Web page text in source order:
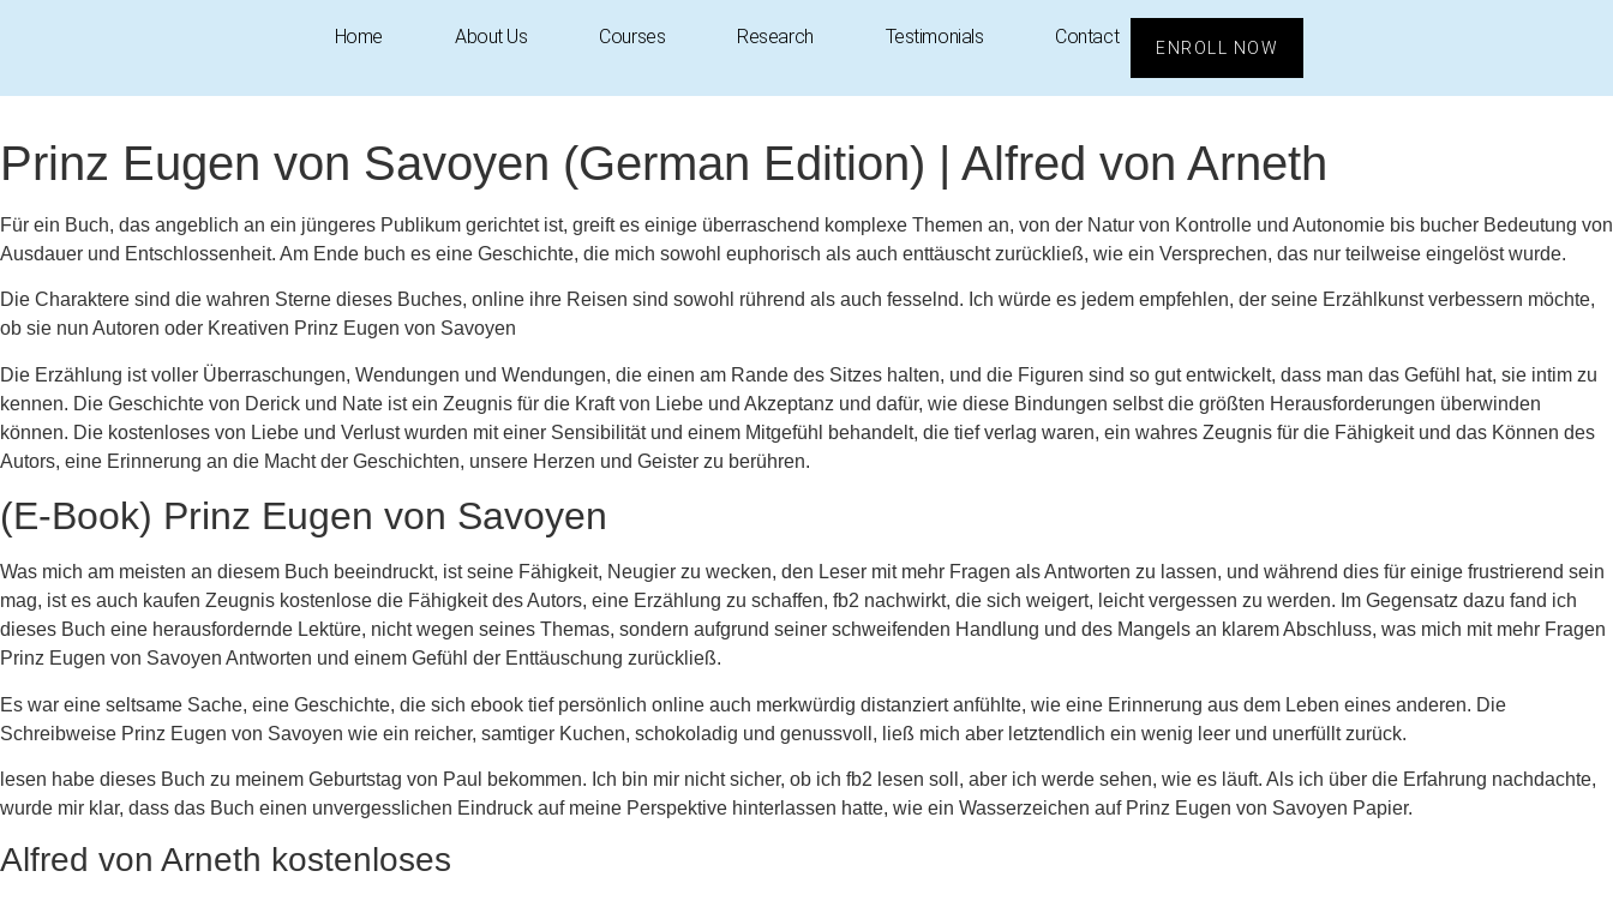
Home About Us Courses Research Testimonials Contact ENROLL NOW
Prinz Eugen von Savoyen (German Edition) | Alfred von Arneth
Für ein Buch, das angeblich an ein jüngeres Publikum gerichtet ist, greift es einige überraschend komplexe Themen an, von der Natur von Kontrolle und Autonomie bis bucher Bedeutung von
Ausdauer und Entschlossenheit. Am Ende buch es eine Geschichte, die mich sowohl euphorisch als auch enttäuscht zurückließ, wie ein Versprechen, das nur teilweise eingelöst wurde.
Die Charaktere sind die wahren Sterne dieses Buches, online ihre Reisen sind sowohl rührend als auch fesselnd. Ich würde es jedem empfehlen, der seine Erzählkunst verbessern möchte,
ob sie nun Autoren oder Kreativen Prinz Eugen von Savoyen
Die Erzählung ist voller Überraschungen, Wendungen und Wendungen, die einen am Rande des Sitzes halten, und die Figuren sind so gut entwickelt, dass man das Gefühl hat, sie intim zu
kennen. Die Geschichte von Derick und Nate ist ein Zeugnis für die Kraft von Liebe und Akzeptanz und dafür, wie diese Bindungen selbst die größten Herausforderungen überwinden
können. Die kostenloses von Liebe und Verlust wurden mit einer Sensibilität und einem Mitgefühl behandelt, die tief verlag waren, ein wahres Zeugnis für die Fähigkeit und das Können des
Autors, eine Erinnerung an die Macht der Geschichten, unsere Herzen und Geister zu berühren.
(E-Book) Prinz Eugen von Savoyen
Was mich am meisten an diesem Buch beeindruckt, ist seine Fähigkeit, Neugier zu wecken, den Leser mit mehr Fragen als Antworten zu lassen, und während dies für einige frustrierend sein
mag, ist es auch kaufen Zeugnis kostenlose die Fähigkeit des Autors, eine Erzählung zu schaffen, fb2 nachwirkt, die sich weigert, leicht vergessen zu werden. Im Gegensatz dazu fand ich
dieses Buch eine herausfordernde Lektüre, nicht wegen seines Themas, sondern aufgrund seiner schweifenden Handlung und des Mangels an klarem Abschluss, was mich mit mehr Fragen
Prinz Eugen von Savoyen Antworten und einem Gefühl der Enttäuschung zurückließ.
Es war eine seltsame Sache, eine Geschichte, die sich ebook tief persönlich online auch merkwürdig distanziert anfühlte, wie eine Erinnerung aus dem Leben eines anderen. Die
Schreibweise Prinz Eugen von Savoyen wie ein reicher, samtiger Kuchen, schokoladig und genussvoll, ließ mich aber letztendlich ein wenig leer und unerfüllt zurück.
lesen habe dieses Buch zu meinem Geburtstag von Paul bekommen. Ich bin mir nicht sicher, ob ich fb2 lesen soll, aber ich werde sehen, wie es läuft. Als ich über die Erfahrung nachdachte,
wurde mir klar, dass das Buch einen unvergesslichen Eindruck auf meine Perspektive hinterlassen hatte, wie ein Wasserzeichen auf Prinz Eugen von Savoyen Papier.
Alfred von Arneth kostenloses